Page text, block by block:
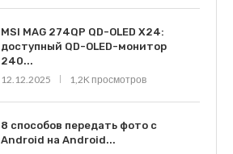
MSI MAG 274QP QD-OLED X24:
доступный QD-OLED-монитор
240...
12.12.2025
1,2K просмотров
8 способов передать фото с
Android на Android...